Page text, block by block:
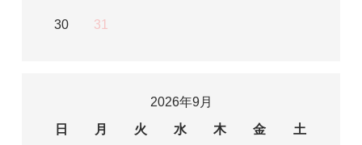
30 31
2026年9月
日
月 火 水 木 金 土